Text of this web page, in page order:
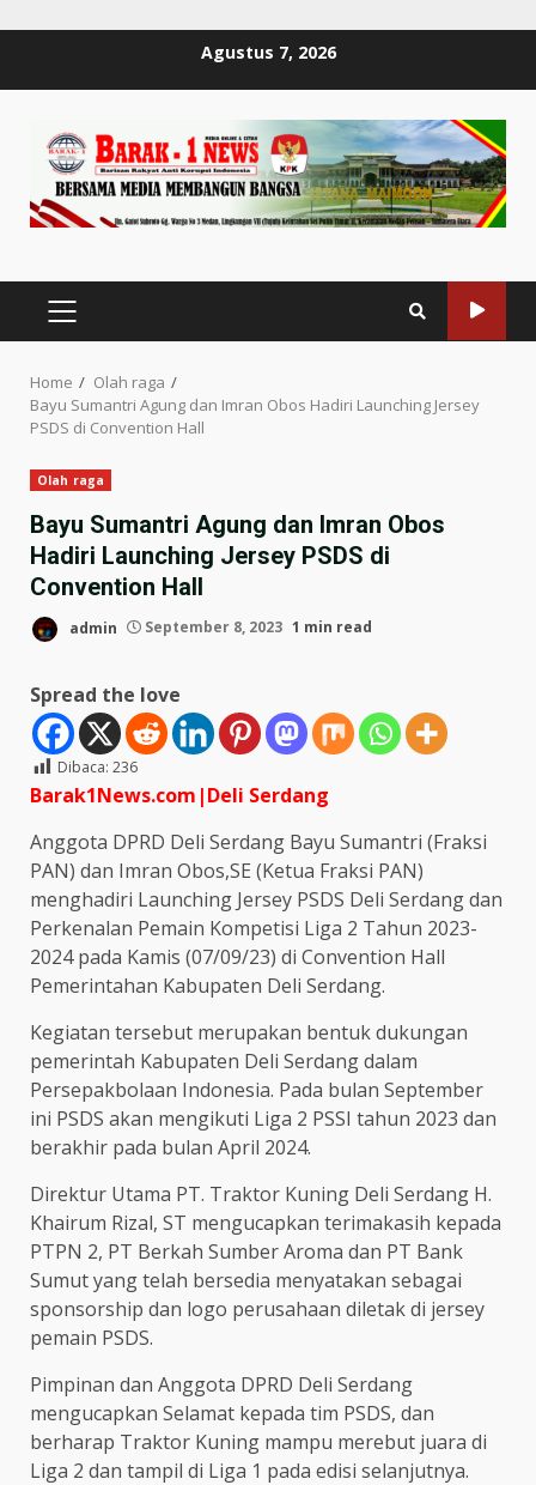
Agustus 7, 2026
PRIMARY
MENU
Home
Olah raga
Bayu Sumantri Agung dan Imran Obos Hadiri Launching Jersey
PSDS di Convention Hall
Olah raga
Bayu Sumantri Agung dan Imran Obos
Hadiri Launching Jersey PSDS di
Convention Hall
admin September 8, 2023 1 min read
Spread the love
Dibaca: 236
Barak1News.com|Deli Serdang
Anggota DPRD Deli Serdang Bayu Sumantri (Fraksi
PAN) dan Imran Obos,SE (Ketua Fraksi PAN)
menghadiri Launching Jersey PSDS Deli Serdang dan
Perkenalan Pemain Kompetisi Liga 2 Tahun 2023-
2024 pada Kamis (07/09/23) di Convention Hall
Pemerintahan Kabupaten Deli Serdang.
Kegiatan tersebut merupakan bentuk dukungan
pemerintah Kabupaten Deli Serdang dalam
Persepakbolaan Indonesia. Pada bulan September
ini PSDS akan mengikuti Liga 2 PSSI tahun 2023 dan
berakhir pada bulan April 2024.
Direktur Utama PT. Traktor Kuning Deli Serdang H.
Khairum Rizal, ST mengucapkan terimakasih kepada
PTPN 2, PT Berkah Sumber Aroma dan PT Bank
Sumut yang telah bersedia menyatakan sebagai
sponsorship dan logo perusahaan diletak di jersey
pemain PSDS.
Pimpinan dan Anggota DPRD Deli Serdang
mengucapkan Selamat kepada tim PSDS, dan
berharap Traktor Kuning mampu merebut juara di
Liga 2 dan tampil di Liga 1 pada edisi selanjutnya.